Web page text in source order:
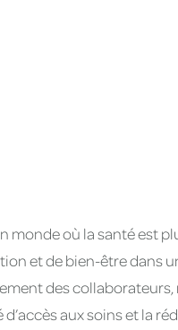
monde où la santé est
et de bien-être dans
des
d’accès aux soins et la